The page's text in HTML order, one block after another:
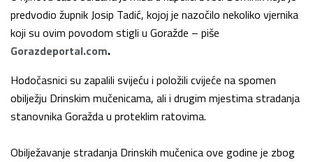
predvodio župnik Josip Tadić, kojoj je nazočilo nekoliko vjernika
koji su ovim povodom stigli u Goražde – piše
Gorazdeportal.com.
Hodočasnici su zapalili svijeću i položili cvijeće na spomen
obilježju Drinskim mučenicama, ali i drugim mjestima stradanja
stanovnika Goražda u proteklim ratovima.
Obilježavanje stradanja Drinskih mučenica ove godine je zbog